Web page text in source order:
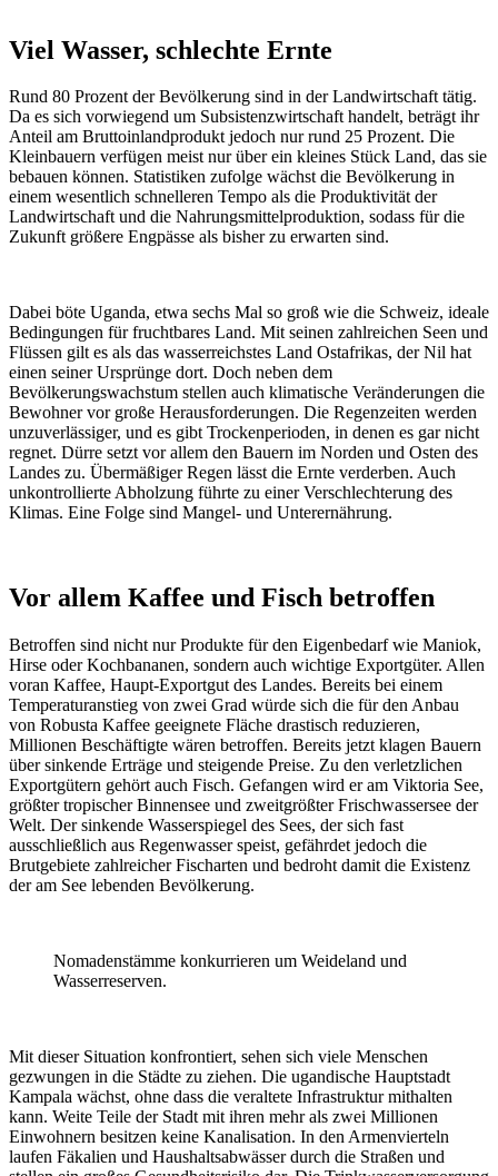
Viel Wasser, schlechte Ernte
Rund 80 Prozent der Bevölkerung sind in der Landwirtschaft tätig.
Da es sich vorwiegend um Subsistenzwirtschaft handelt, beträgt ihr
Anteil am Bruttoinlandprodukt jedoch nur rund 25 Prozent. Die
Kleinbauern verfügen meist nur über ein kleines Stück Land, das sie
bebauen können. Statistiken zufolge wächst die Bevölkerung in
einem wesentlich schnelleren Tempo als die Produktivität der
Landwirtschaft und die Nahrungsmittelproduktion, sodass für die
Zukunft größere Engpässe als bisher zu erwarten sind.
Dabei böte Uganda, etwa sechs Mal so groß wie die Schweiz, ideale
Bedingungen für fruchtbares Land. Mit seinen zahlreichen Seen und
Flüssen gilt es als das wasserreichstes Land Ostafrikas, der Nil hat
einen seiner Ursprünge dort. Doch neben dem
Bevölkerungswachstum stellen auch klimatische Veränderungen die
Bewohner vor große Herausforderungen. Die Regenzeiten werden
unzuverlässiger, und es gibt Trockenperioden, in denen es gar nicht
regnet. Dürre setzt vor allem den Bauern im Norden und Osten des
Landes zu. Übermäßiger Regen lässt die Ernte verderben. Auch
unkontrollierte Abholzung führte zu einer Verschlechterung des
Klimas. Eine Folge sind Mangel- und Unterernährung.
Vor allem Kaffee und Fisch betroffen
Betroffen sind nicht nur Produkte für den Eigenbedarf wie Maniok,
Hirse oder Kochbananen, sondern auch wichtige Exportgüter. Allen
voran Kaffee, Haupt-Exportgut des Landes. Bereits bei einem
Temperaturanstieg von zwei Grad würde sich die für den Anbau
von Robusta Kaffee geeignete Fläche drastisch reduzieren,
Millionen Beschäftigte wären betroffen. Bereits jetzt klagen Bauern
über sinkende Erträge und steigende Preise. Zu den verletzlichen
Exportgütern gehört auch Fisch. Gefangen wird er am Viktoria See,
größter tropischer Binnensee und zweitgrößter Frischwassersee der
Welt. Der sinkende Wasserspiegel des Sees, der sich fast
ausschließlich aus Regenwasser speist, gefährdet jedoch die
Brutgebiete zahlreicher Fischarten und bedroht damit die Existenz
der am See lebenden Bevölkerung.
Nomadenstämme konkurrieren um Weideland und
Wasserreserven.
Mit dieser Situation konfrontiert, sehen sich viele Menschen
gezwungen in die Städte zu ziehen. Die ugandische Hauptstadt
Kampala wächst, ohne dass die veraltete Infrastruktur mithalten
kann. Weite Teile der Stadt mit ihren mehr als zwei Millionen
Einwohnern besitzen keine Kanalisation. In den Armenvierteln
laufen Fäkalien und Haushaltsabwässer durch die Straßen und